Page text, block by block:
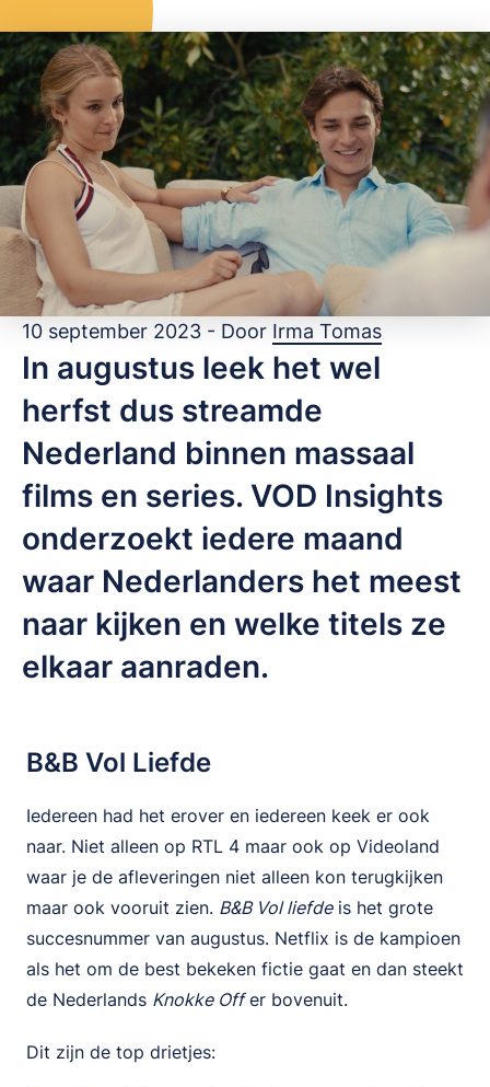
10 september 2023 - Door Irma Tomas
In augustus leek het wel
herfst dus streamde
Nederland binnen massaal
films en series. VOD Insights
onderzoekt iedere maand
waar Nederlanders het meest
naar kijken en welke titels ze
elkaar aanraden.
B&B Vol Liefde
Iedereen had het erover en iedereen keek er ook
naar. Niet alleen op RTL 4 maar ook op Videoland
waar je de afleveringen niet alleen kon terugkijken
maar ook vooruit zien. B&B Vol liefdeis het grote
succesnummer van augustus. Netflix is de kampioen
als het om de best bekeken fictie gaat en dan steekt
de Nederlands Knokke Offer bovenuit.
Dit zijn de top drietjes: